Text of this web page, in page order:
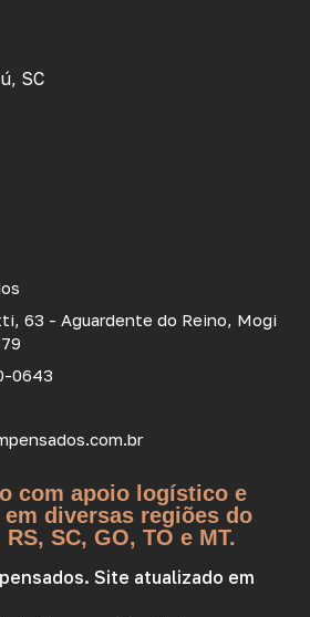
SC
63 - Aguardente do Reino, Mogi
0643
com apoio logístico e
diversas regiões do
SC, GO, TO e MT.
Site atualizado em